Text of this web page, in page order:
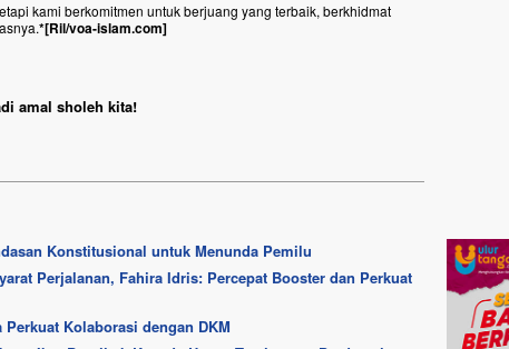
kami berkomitmen untuk berjuang yang terbaik, berkhidmat
*[Ril/voa-islam.com]
amal sholeh kita!
Konstitusional untuk Menunda Pemilu
Perjalanan, Fahira Idris: Percepat Booster dan Perkuat
Kolaborasi dengan DKM